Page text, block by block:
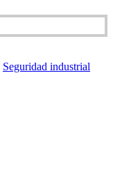
Seguridad industrial